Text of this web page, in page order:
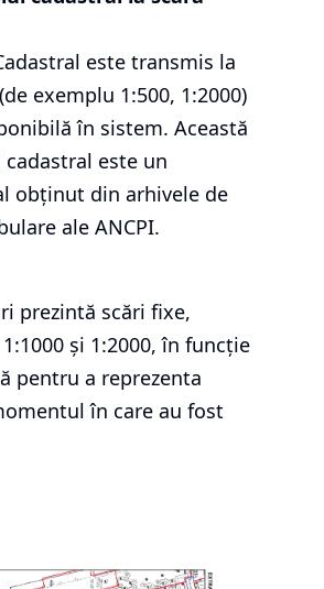
este transmis la
exemplu 1:500, 1:2000)
în sistem. Această
este un
obținut din arhivele de
ale ANCPI.
prezintă scări fixe,
și 1:2000, în funcție
pentru a reprezenta
în care au fost